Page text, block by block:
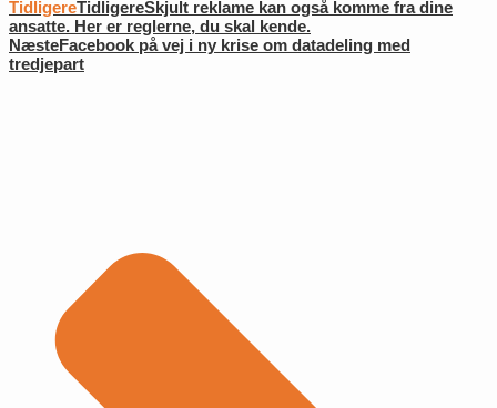
TidligereTidligereSkjult reklame kan også komme fra dine
ansatte. Her er reglerne, du skal kende.
NæsteFacebook på vej i ny krise om datadeling med
tredjepart